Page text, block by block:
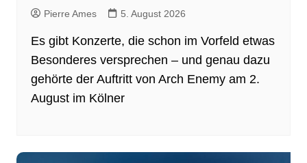
Pierre Ames 5. August 2026
Es gibt Konzerte, die schon im Vorfeld etwas
Besonderes versprechen – und genau dazu
gehörte der Auftritt von Arch Enemy am 2.
August im Kölner